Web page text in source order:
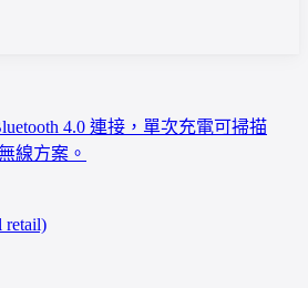
4.0 連接，單次充電可掃描
線方案。
retail)